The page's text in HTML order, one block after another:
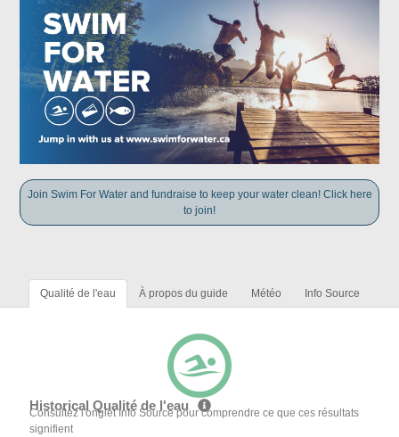
Join Swim For Water and fundraise to keep your water clean! Click here
to join!
Qualité de l'eau À propos du guide Météo Info Source
Historical Qualité de l'eau
Consultez l'onglet Info Source pour comprendre ce que ces résultats
signifient